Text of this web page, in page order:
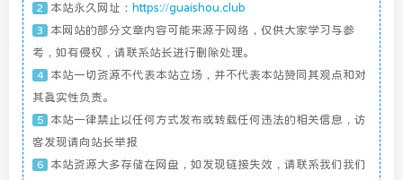
2 本站永久网址： https://guaishou.club
3
本网站的部分文章内容可能来源于网络，仅供大家学习与参
考，如有侵权，请联系站长进行删除处理。
4
本站一切资源不代表本站立场，并不代表本站赞同其观点和对
其真实性负责。
5
本站一律禁止以任何方式发布或转载任何违法的相关信息，访
客发现请向站长举报
6
本站资源大多存储在网盘，如发现链接失效，请联系我们我们